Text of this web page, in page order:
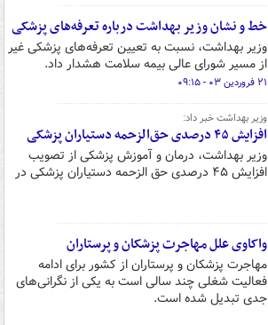
خط و نشان وزیر بهداشت درباره تعرفه‌های پزشکی
وزیر بهداشت، نسبت به تعیین تعرفه‌های پزشکی غیر
از مسیر شورای عالی بیمه سلامت هشدار داد.
۲۱ فروردین ۰۳ - ۰۹:۱۵
وزیر بهداشت خبر داد:
افزایش ۴۵ درصدی حق‌الزحمه دستیاران پزشکی
وزیر بهداشت، درمان و آموزش پزشکی از تصویب
افزایش ۴۵ درصدی حق الزحمه دستیاران پزشکی در
واکاوی علل مهاجرت پزشکان و پرستاران
مهاجرت پزشکان و پرستاران از کشور برای ادامه
فعالیت شغلی چند سالی است به یکی از نگرانی‌های
جدی تبدیل شده است.